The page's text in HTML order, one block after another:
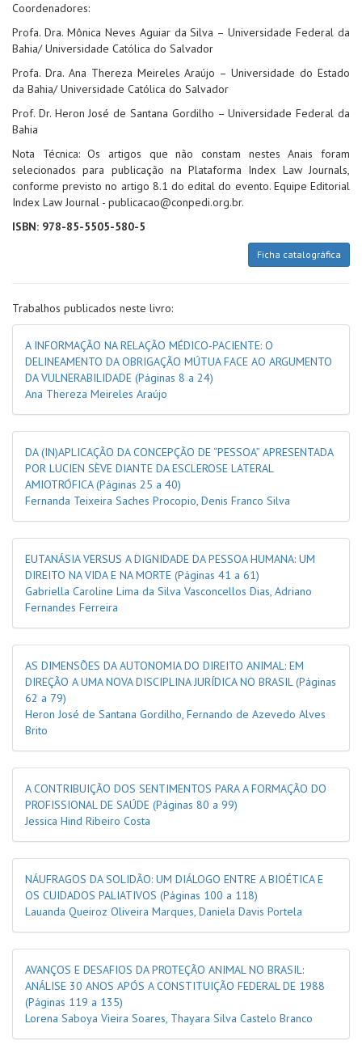
Coordenadores:
Profa. Dra. Mônica Neves Aguiar da Silva – Universidade Federal da
Bahia/ Universidade Católica do Salvador
Profa. Dra. Ana Thereza Meireles Araújo – Universidade do Estado
da Bahia/ Universidade Católica do Salvador
Prof. Dr. Heron José de Santana Gordilho – Universidade Federal da
Bahia
Nota Técnica: Os artigos que não constam nestes Anais foram
selecionados para publicação na Plataforma Index Law Journals,
conforme previsto no artigo 8.1 do edital do evento. Equipe Editorial
Index Law Journal - publicacao@conpedi.org.br.
ISBN: 978-85-5505-580-5
Ficha catalográfica
Trabalhos publicados neste livro:
A INFORMAÇÃO NA RELAÇÃO MÉDICO-PACIENTE: O
DELINEAMENTO DA OBRIGAÇÃO MÚTUA FACE AO ARGUMENTO
DA VULNERABILIDADE (Páginas 8 a 24)
Ana Thereza Meireles Araújo
DA (IN)APLICAÇÃO DA CONCEPÇÃO DE “PESSOA” APRESENTADA
POR LUCIEN SÈVE DIANTE DA ESCLEROSE LATERAL
AMIOTRÓFICA(Páginas 25 a 40)
Fernanda Teixeira Saches Procopio, Denis Franco Silva
EUTANÁSIA VERSUS A DIGNIDADE DA PESSOA HUMANA: UM
DIREITO NA VIDA E NA MORTE (Páginas 41 a 61)
Gabriella Caroline Lima da Silva Vasconcellos Dias, Adriano
Fernandes Ferreira
AS DIMENSÕES DA AUTONOMIA DO DIREITO ANIMAL: EM
DIREÇÃO A UMA NOVA DISCIPLINA JURÍDICA NO BRASIL(Páginas
62 a 79)
Heron José de Santana Gordilho, Fernando de Azevedo Alves
Brito
A CONTRIBUIÇÃO DOS SENTIMENTOS PARA A FORMAÇÃO DO
PROFISSIONAL DE SAÚDE (Páginas 80 a 99)
Jessica Hind Ribeiro Costa
NÁUFRAGOS DA SOLIDÃO: UM DIÁLOGO ENTRE A BIOÉTICA E
OS CUIDADOS PALIATIVOS (Páginas 100 a 118)
Lauanda Queiroz Oliveira Marques, Daniela Davis Portela
AVANÇOS E DESAFIOS DA PROTEÇÃO ANIMAL NO BRASIL:
ANÁLISE 30 ANOS APÓS A CONSTITUIÇÃO FEDERAL DE 1988
(Páginas 119 a 135)
Lorena Saboya Vieira Soares, Thayara Silva Castelo Branco